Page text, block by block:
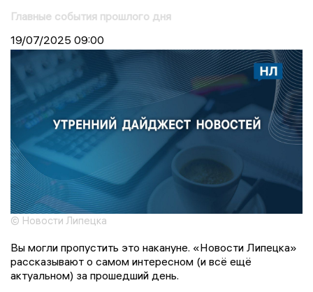
Главные события прошлого дня
19/07/2025 09:00
© Новости Липецка
Вы могли пропустить это накануне. «Новости Липецка»
рассказывают о самом интересном (и всё ещё
актуальном) за прошедший день.